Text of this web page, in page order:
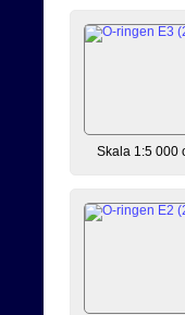
Skala 1:5 000